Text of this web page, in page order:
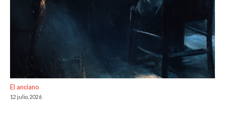
El anciano
12 julio, 2026